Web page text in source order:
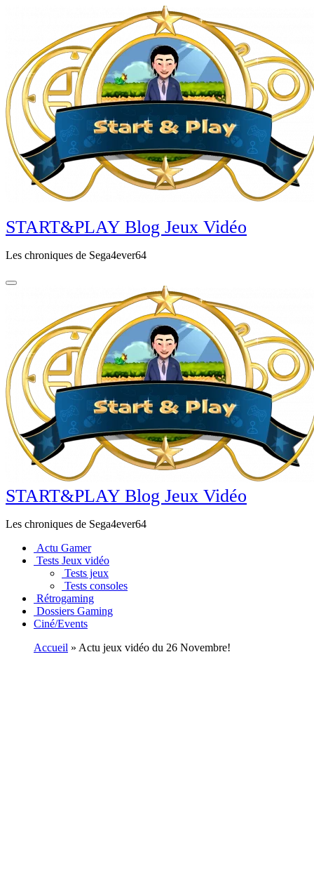
principal
START&PLAY Blog Jeux Vidéo
Les chroniques de Sega4ever64
START&PLAY Blog Jeux Vidéo
Les chroniques de Sega4ever64
Actu Gamer
Tests Jeux vidéo
Tests jeux
Tests consoles
Rétrogaming
Dossiers Gaming
Ciné/Events
Accueil » Actu jeux vidéo du 26 Novembre!